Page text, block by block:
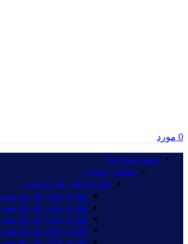
0 مورد
دسته بندی ها‏‏‎ ‎
انتخاب خودرو
لوازم یدکی کی ام سی
لوازم یدکی کی ام سی X5
لوازم یدکی کی ام سی t8
لوازم یدکی کی ام سی t9
لوازم یدکی کی ام سی j7
لوازم یدکی کی ام سی k7